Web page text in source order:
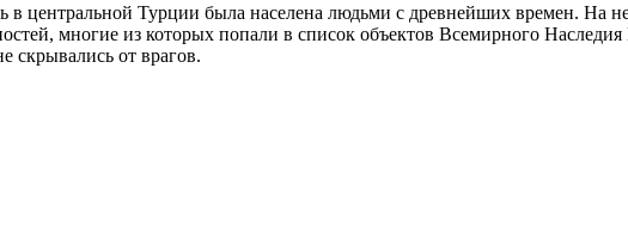
в центральной Турции была населена людьми с древнейших времен. На
многие из которых попали в список объектов Всемирного
скрывались от врагов.